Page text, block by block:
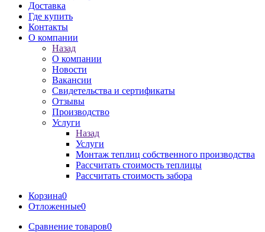
Доставка
Где купить
Контакты
О компании
Назад
О компании
Новости
Вакансии
Свидетельства и сертификаты
Отзывы
Производство
Услуги
Назад
Услуги
Монтаж теплиц собственного производства
Рассчитать стоимость теплицы
Рассчитать стоимость забора
Корзина0
Отложенные0
Сравнение товаров0